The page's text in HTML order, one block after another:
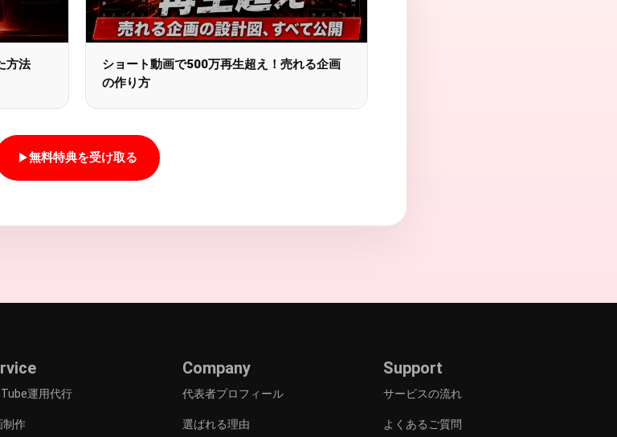
方法
ショート動画で500万再生超え！売れる企画
の作り方
無料特典を受け取る
運用代行
制作
Company
代表者プロフィール
選ばれる理由
Support
サービスの流れ
よくあるご質問